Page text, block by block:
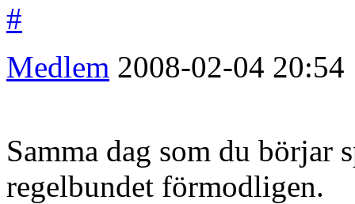
#
Medlem 2008-02-04 20:54
Samma dag som du börjar
regelbundet förmodligen.